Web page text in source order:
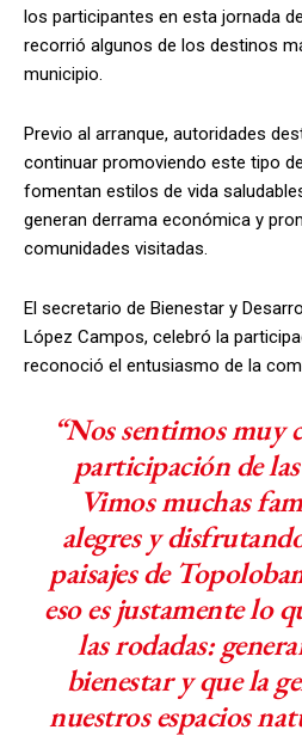
los participantes en esta jornada
recorrió algunos de los destinos
municipio.
Previo al arranque, autoridades
continuar promoviendo este tipo
fomentan estilos de vida
generan derrama económica y
comunidades visitadas.
El secretario de Bienestar y
López Campos, celebró la
reconoció el entusiasmo de la
“Nos sentimos muy
participación de
Vimos muchas
alegres y
paisajes de
eso es justamente lo
las rodadas:
bienestar y que la
nuestros espacios